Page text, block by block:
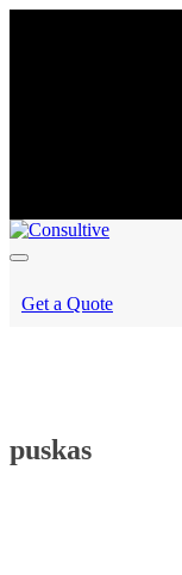
Get a Quote
puskas